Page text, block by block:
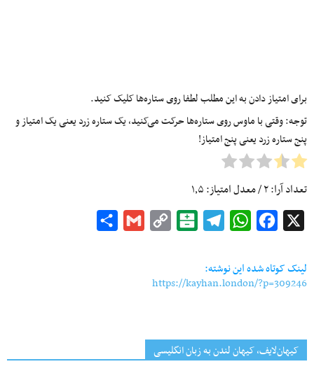
برای امتیاز دادن به این مطلب لطفا روی ستاره‌ها کلیک کنید.
توجه: وقتی با ماوس روی ستاره‌ها حرکت می‌کنید، یک ستاره زرد یعنی یک امتیاز و
پنج ستاره زرد یعنی پنج امتیاز!
تعداد آرا:۲/ معدل امتیاز:۱٫۵
Facebook
WhatsApp
Telegram
Balatarin
Copy
Gmail
لینک کوتاه شده این نوشته:
https://kayhan.london/?p=309246
کیهان‌لایف، کیهان لندن به زبان انگلیسی